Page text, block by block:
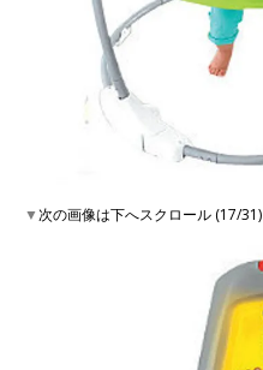
▼次の画像は下へスクロール (17/31)